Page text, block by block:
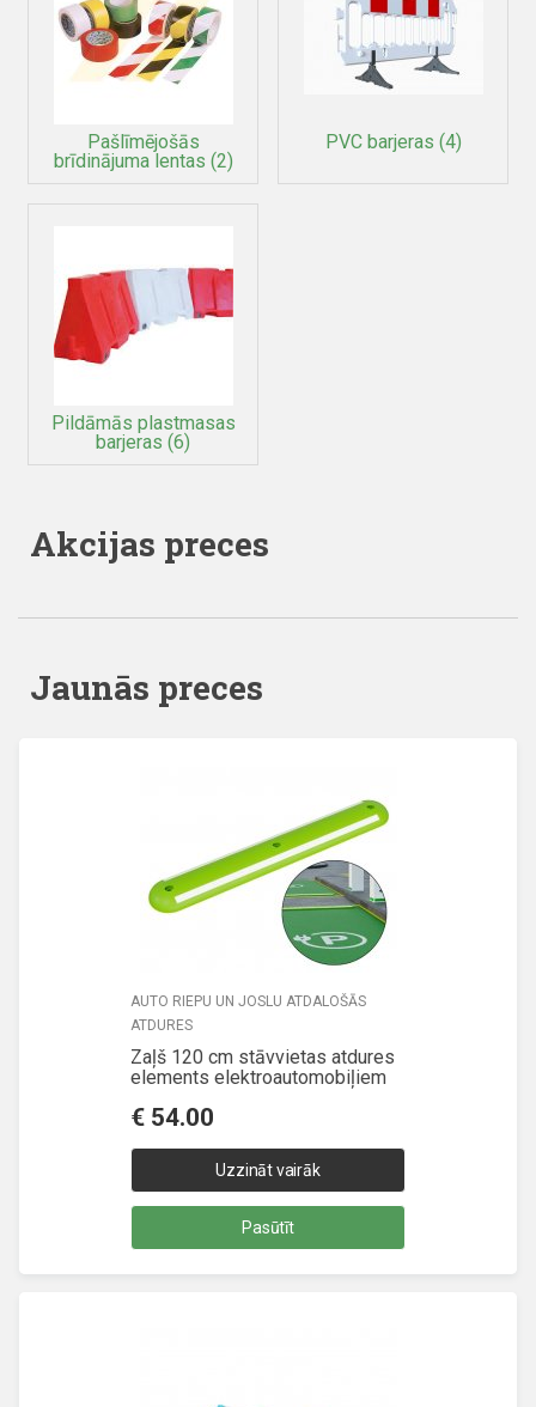
Pašlīmējošās
brīdinājuma lentas (2)
PVC barjeras (4)
Pildāmās plastmasas
barjeras (6)
Akcijas preces
Jaunās preces
AUTO RIEPU UN JOSLU ATDALOŠĀS
ATDURES
Zaļš 120 cm stāvvietas atdures
elements elektroautomobiļiem
€ 54.00
Uzzināt vairāk
Pasūtīt